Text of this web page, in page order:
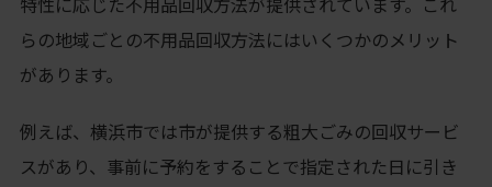
らの地域ごとの不用品回収方法にはいくつかのメリット
があります。
例えば、横浜市では市が提供する粗大ごみの回収サービ
スがあり、事前に予約をすることで指定された日に引き